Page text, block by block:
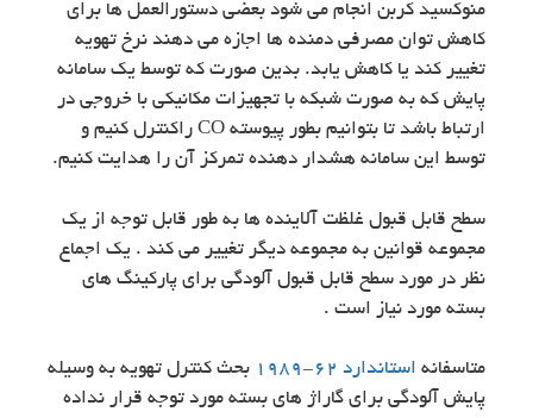
منوکسید کربن انجام می شود بعضی دستورالعمل ها برای
کاهش توان مصرفی دمنده ها اجازه می دهند نرخ تهویه
تغییر کند یا کاهش یابد. بدین صورت که توسط یک سامانه
پایش که به صورت شبکه با تجهیزات مکانیکی با خروجی در
ارتباط باشد تا بتوانیم بطور پیوسته CO راکنترل کنیم و
توسط این سامانه هشدار دهنده تمرکز آن را هدایت کنیم.
سطح قابل قبول غلظت آلاینده ها به طور قابل توجه از یک
مجموعه قوانین به مجموعه دیگر تغییر می کند . یک اجماع
نظر در مورد سطح قابل قبول آلودگی برای پارکینگ های
بسته مورد نیاز است .
متاسفانه استاندارد ۶۲-۱۹۸۹
بحث کنترل تهویه به وسیله
پایش آلودگی برای گاراژ های بسته مورد توجه قرار نداده